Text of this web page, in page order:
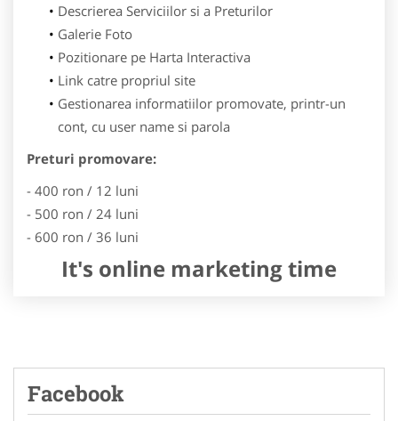
Descrierea Serviciilor si a Preturilor
Galerie Foto
Pozitionare pe Harta Interactiva
Link catre propriul site
Gestionarea informatiilor promovate, printr-un
cont, cu user name si parola
Preturi promovare:
- 400 ron / 12 luni
- 500 ron / 24 luni
- 600 ron / 36 luni
It's online marketing time
Facebook